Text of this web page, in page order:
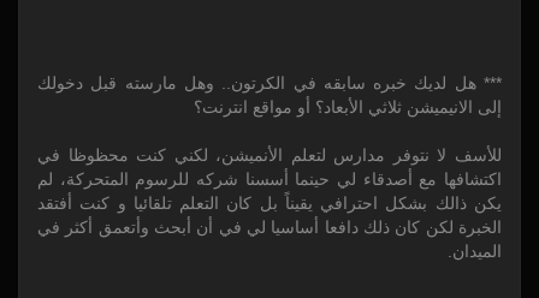
*** هل لديك خبره سابقه في الكرتون.. وهل مارسته قبل دخولك
إلى الانيميشن ثلاثي الأبعاد؟ أو مواقع انترنت؟
للأسف لا نتوفر مدارس لتعلم الأنميشن، لكني كنت محظوظا في
اكتشافها مع أصدقاء لي حينما أسسنا شركه للرسوم المتحركة، لم
يكن ذالك بشكل احترافي يقيناً بل كان التعلم تلقائيا و كنت أفتقد
الخبرة لكن كان ذلك دافعا أساسيا لي في أن أبحث وأتعمق أكثر في
الميدان.